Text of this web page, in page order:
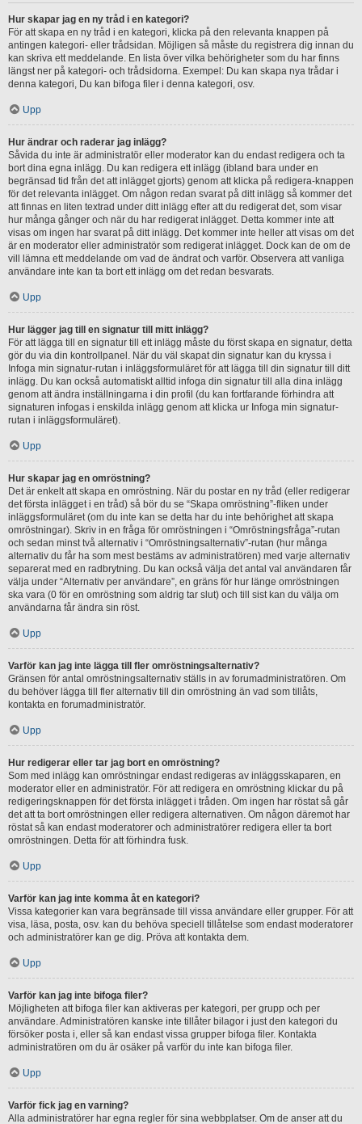
Hur skapar jag en ny tråd i en kategori?
För att skapa en ny tråd i en kategori, klicka på den relevanta knappen på
antingen kategori- eller trådsidan. Möjligen så måste du registrera dig innan du
kan skriva ett meddelande. En lista över vilka behörigheter som du har finns
längst ner på kategori- och trådsidorna. Exempel: Du kan skapa nya trådar i
denna kategori, Du kan bifoga filer i denna kategori, osv.
Upp
Hur ändrar och raderar jag inlägg?
Såvida du inte är administratör eller moderator kan du endast redigera och ta
bort dina egna inlägg. Du kan redigera ett inlägg (ibland bara under en
begränsad tid från det att inlägget gjorts) genom att klicka på redigera-knappen
för det relevanta inlägget. Om någon redan svarat på ditt inlägg så kommer det
att finnas en liten textrad under ditt inlägg efter att du redigerat det, som visar
hur många gånger och när du har redigerat inlägget. Detta kommer inte att
visas om ingen har svarat på ditt inlägg. Det kommer inte heller att visas om det
är en moderator eller administratör som redigerat inlägget. Dock kan de om de
vill lämna ett meddelande om vad de ändrat och varför. Observera att vanliga
användare inte kan ta bort ett inlägg om det redan besvarats.
Upp
Hur lägger jag till en signatur till mitt inlägg?
För att lägga till en signatur till ett inlägg måste du först skapa en signatur, detta
gör du via din kontrollpanel. När du väl skapat din signatur kan du kryssa i
Infoga min signatur-rutan i inläggsformuläret för att lägga till din signatur till ditt
inlägg. Du kan också automatiskt alltid infoga din signatur till alla dina inlägg
genom att ändra inställningarna i din profil (du kan fortfarande förhindra att
signaturen infogas i enskilda inlägg genom att klicka ur Infoga min signatur-
rutan i inläggsformuläret).
Upp
Hur skapar jag en omröstning?
Det är enkelt att skapa en omröstning. När du postar en ny tråd (eller redigerar
det första inlägget i en tråd) så bör du se “Skapa omröstning”-fliken under
inläggsformuläret (om du inte kan se detta har du inte behörighet att skapa
omröstningar). Skriv in en fråga för omröstningen i “Omröstningsfråga”-rutan
och sedan minst två alternativ i “Omröstningsalternativ”-rutan (hur många
alternativ du får ha som mest bestäms av administratören) med varje alternativ
separerat med en radbrytning. Du kan också välja det antal val användaren får
välja under “Alternativ per användare”, en gräns för hur länge omröstningen
ska vara (0 för en omröstning som aldrig tar slut) och till sist kan du välja om
användarna får ändra sin röst.
Upp
Varför kan jag inte lägga till fler omröstningsalternativ?
Gränsen för antal omröstningsalternativ ställs in av forumadministratören. Om
du behöver lägga till fler alternativ till din omröstning än vad som tillåts,
kontakta en forumadministratör.
Upp
Hur redigerar eller tar jag bort en omröstning?
Som med inlägg kan omröstningar endast redigeras av inläggsskaparen, en
moderator eller en administratör. För att redigera en omröstning klickar du på
redigeringsknappen för det första inlägget i tråden. Om ingen har röstat så går
det att ta bort omröstningen eller redigera alternativen. Om någon däremot har
röstat så kan endast moderatorer och administratörer redigera eller ta bort
omröstningen. Detta för att förhindra fusk.
Upp
Varför kan jag inte komma åt en kategori?
Vissa kategorier kan vara begränsade till vissa användare eller grupper. För att
visa, läsa, posta, osv. kan du behöva speciell tillåtelse som endast moderatorer
och administratörer kan ge dig. Pröva att kontakta dem.
Upp
Varför kan jag inte bifoga filer?
Möjligheten att bifoga filer kan aktiveras per kategori, per grupp och per
användare. Administratören kanske inte tillåter bilagor i just den kategori du
försöker posta i, eller så kan endast vissa grupper bifoga filer. Kontakta
administratören om du är osäker på varför du inte kan bifoga filer.
Upp
Varför fick jag en varning?
Alla administratörer har egna regler för sina webbplatser. Om de anser att du